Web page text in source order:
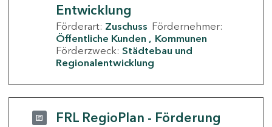
Entwicklung
Förderart: Zuschuss Fördernehmer:
Öffentliche Kunden
Kommunen
Förderzweck: Städtebau und
Regionalentwicklung
FRL RegioPlan - Förderung